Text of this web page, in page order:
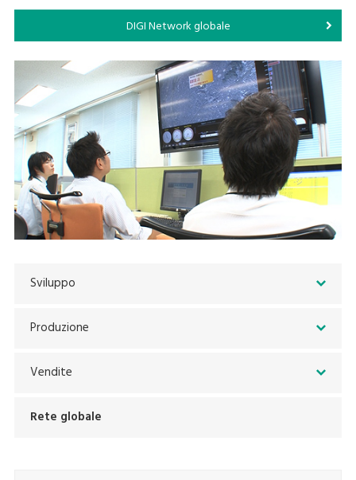
DIGI Network globale
Sviluppo
Produzione
Vendite
Rete globale